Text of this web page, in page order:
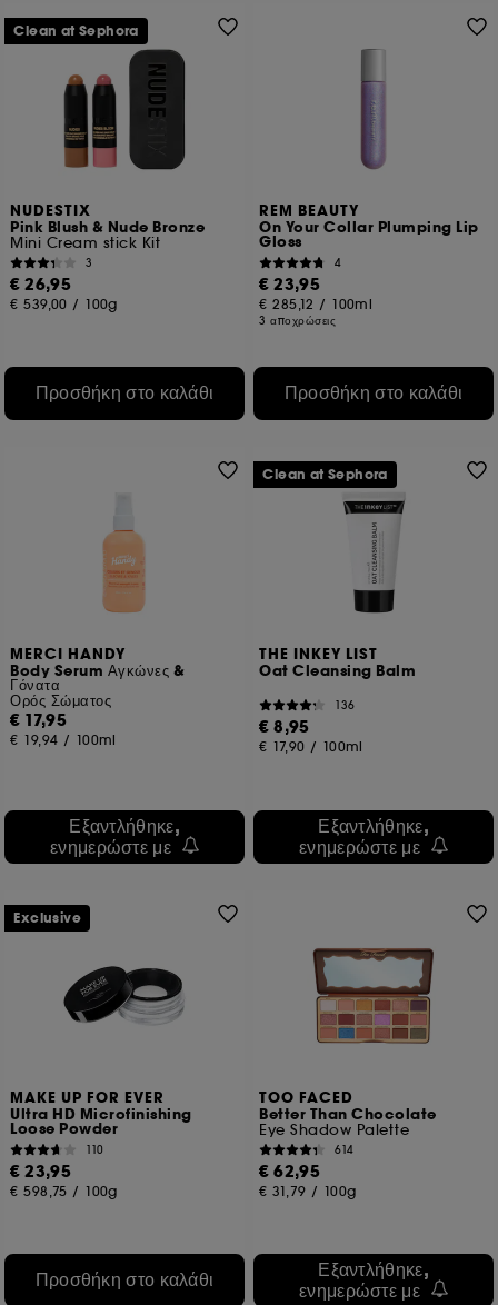
NUDESTIX
Pink Blush & Nude Bronze
Mini Cream stick Kit
3
€ 26,95
€ 539,00 / 100g
Προσθήκη στο καλάθι
Clean at Sephora
REM BEAUTY
On Your Collar Plumping Lip
Gloss
4
€ 23,95
€ 285,12 / 100ml
3 αποχρώσεις
Προσθήκη στο καλάθι
MERCI HANDY
Body Serum Αγκώνες &
Γόνατα
Ορός Σώματος
€ 17,95
€ 19,94 / 100ml
Εξαντλήθηκε,
ενημερώστε με
THE INKEY LIST
Oat Cleansing Balm
136
€ 8,95
€ 17,90 / 100ml
Εξαντλήθηκε,
ενημερώστε με
Clean at Sephora
MAKE UP FOR EVER
Ultra HD Microfinishing
Loose Powder
110
€ 23,95
€ 598,75 / 100g
Προσθήκη στο καλάθι
Exclusive
TOO FACED
Better Than Chocolate
Eye Shadow Palette
614
€ 62,95
€ 31,79 / 100g
Εξαντλήθηκε,
ενημερώστε με